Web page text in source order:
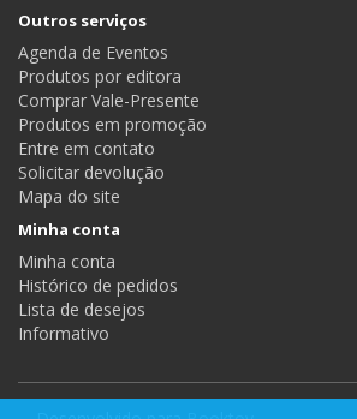
Outros serviços
Agenda de Eventos
Produtos por editora
Comprar Vale-Presente
Produtos em promoção
Entre em contato
Solicitar devolução
Mapa do site
Minha conta
Minha conta
Histórico de pedidos
Lista de desejos
Informativo